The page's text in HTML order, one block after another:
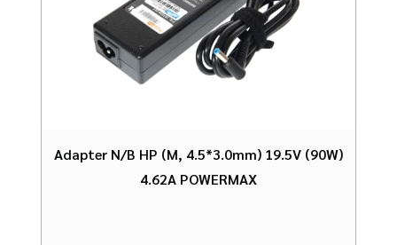
Adapter N/B HP (M, 4.5*3.0mm) 19.5V (90W)
4.62A POWERMAX